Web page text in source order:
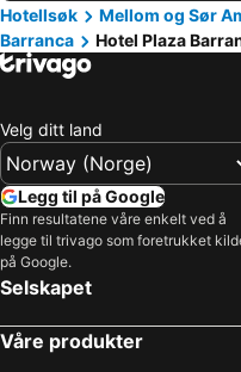
Hotellsøk
Mellom og Sør
Barranca
Hotel Plaza
Velg ditt land
Legg til på Google
Finn resultatene våre enkelt ved å
legge til trivago som foretrukket
på Google.
Selskapet
Våre produkter